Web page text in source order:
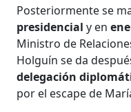
Posteriormente se
presidencialy en
Ministro de
Holguín se da
delegación
por el escape de